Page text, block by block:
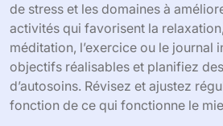
de stress et les domaines à
activités qui favorisent la
méditation, l’exercice ou le journal
objectifs réalisables et planifiez
d’autosoins. Révisez et ajustez
fonction de ce qui fonctionne le